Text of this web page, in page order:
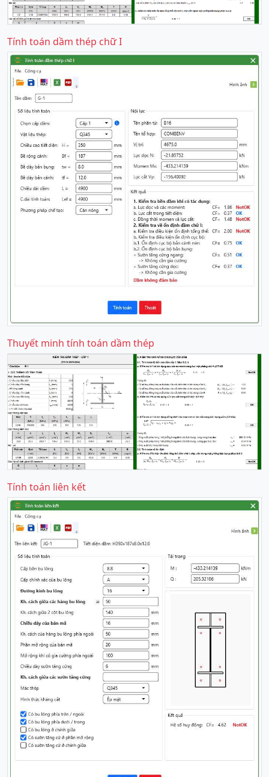
Tính toán dầm thép chữ I
Thuyết minh tính toán dầm thép
Tính toán liên kết